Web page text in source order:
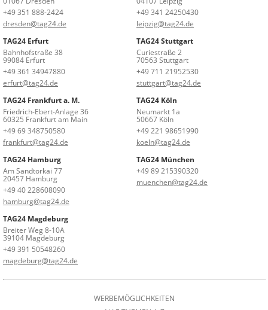
+49 351 888-2424
dresden@tag24.de
+49 341 24250430
leipzig@tag24.de
TAG24 Erfurt
Bahnhofstraße 38
99084 Erfurt
+49 361 34947880
erfurt@tag24.de
TAG24 Stuttgart
Curiestraße 2
70563 Stuttgart
+49 711 21952530
stuttgart@tag24.de
TAG24 Frankfurt a. M.
Friedrich-Ebert-Anlage 36
60325 Frankfurt am Main
+49 69 348750580
frankfurt@tag24.de
TAG24 Köln
Neumarkt 1a
50667 Köln
+49 221 98651990
koeln@tag24.de
TAG24 Hamburg
Am Sandtorkai 77
20457 Hamburg
+49 40 228608090
hamburg@tag24.de
TAG24 München
+49 89 215390320
muenchen@tag24.de
TAG24 Magdeburg
Breiter Weg 8-10A
39104 Magdeburg
+49 391 50548260
magdeburg@tag24.de
WERBEMÖGLICHKEITEN